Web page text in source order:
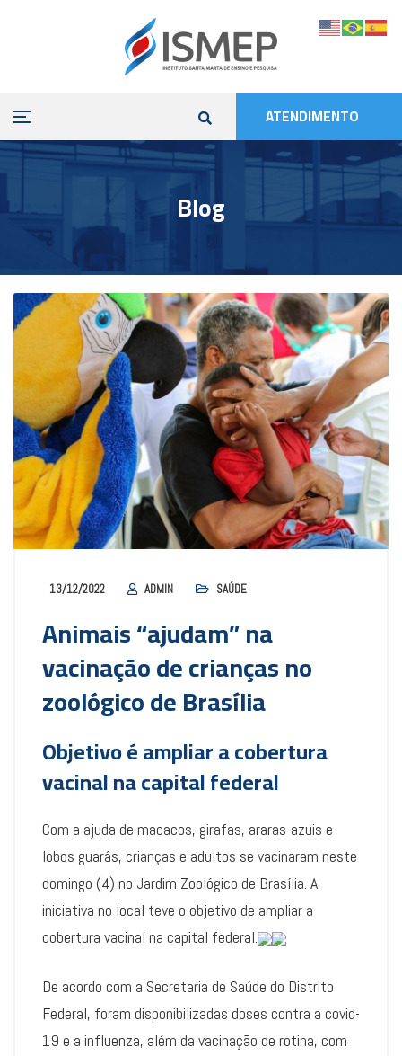
ATENDIMENTO
Blog
13/12/2022 ADMIN SAÚDE
Animais “ajudam” na
vacinação de crianças no
zoológico de Brasília
Objetivo é ampliar a cobertura
vacinal na capital federal
Com a ajuda de macacos, girafas, araras-azuis e
lobos guarás, crianças e adultos se vacinaram neste
domingo (4) no Jardim Zoológico de Brasília. A
iniciativa no local teve o objetivo de ampliar a
cobertura vacinal na capital federal.
De acordo com a Secretaria de Saúde do Distrito
Federal, foram disponibilizadas doses contra a covid-
19 e a influenza, além da vacinação de rotina, com